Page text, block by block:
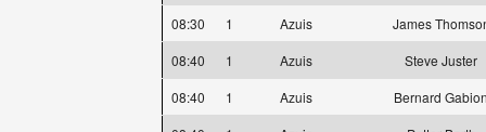
08:30
1 Azuis
James
08:40
1 Azuis
Steve Juster
08:40
1 Azuis
Bernard